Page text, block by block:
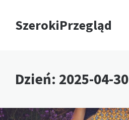
SzerokiPrzegląd
Dzień: 2025-04-30